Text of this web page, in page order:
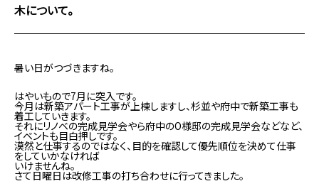
木について。
暑い日がつづきますね。
はやいもので7月に突入です。
今月は新築アパート工事が上棟しますし、杉並や府中で新築工事も
着工していきます。
それにリノベの完成見学会やら府中のO様邸の完成見学会などなど、
イベントも目白押しです。
漠然と仕事するのではなく、目的を確認して優先順位を決めて仕事
をしていかなければ
いけませんね。
さて日曜日は改修工事の打ち合わせに行ってきました。